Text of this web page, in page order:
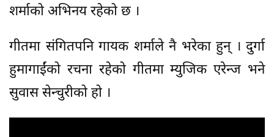
शर्माको अभिनय रहेको छ ।
गीतमा संगितपनि गायक शर्माले नै भरेका हुन् । दुर्गा
हुमागाईंको रचना रहेको गीतमा म्युजिक एरेन्ज भने
सुवास सेन्चुरीको हो ।